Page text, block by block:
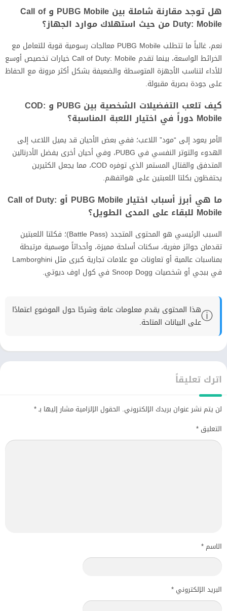
هل توجد مقارنة شاملة بين PUBG Mobile و Call of
Duty: Mobile من حيث استهلاك موارد الجهاز؟
نعم، غالباً ما تتطلب PUBG Mobile معالجات رسومية قوية للتعامل مع
الخرائط الواسعة، بينما تقدم Call of Duty: Mobile خيارات تخصيص أوسع
للأداء لتناسب الأجهزة المتوسطة والضعيفة بشكل أكثر مرونة مع الحفاظ
على جودة بصرية مقبولة.
كيف تلعب التفضيلات الشخصية بين PUBG و COD:
Mobile دوراً في اختيار اللعبة المناسبة؟
الأمر يعود إلى “مود” اللاعب؛ ففي بعض الأحيان قد يميل اللاعب إلى
الهدوء والتوتر النفسي في PUBG، وفي أحيان أخرى يفضل الأدرنالين
المتدفق والقتال المستمر الذي توفره COD، مما يجعل الكثيرين
يحتفظون بكلتا اللعبتين على هواتفهم.
ما هي أبرز أسباب اختيار PUBG Mobile أو Call of Duty:
Mobile للبقاء على المدى الطويل؟
السبب الرئيسي هو المحتوى المتجدد (Battle Pass)؛ فكلتا اللعبتين
تقدمان جوائز مغرية، سكنات أسلحة مميزة، وأحداثاً موسمية مرتبطة
بمناسبات عالمية أو تعاونات مع علامات تجارية كبرى مثل Lamborghini
في ببجي أو شخصيات Snoop Dogg في كول اوف ديوتي.
ⓘهذا المحتوى يقدم معلومات عامة وشرحًا حول الموضوع اعتمادًا
على البيانات المتاحة.
اترك تعليقاً
لن يتم نشر عنوان بريدك الإلكتروني. الحقول الإلزامية مشار إليها بـ*
التعليق *
الاسم*
البريد الإلكتروني *